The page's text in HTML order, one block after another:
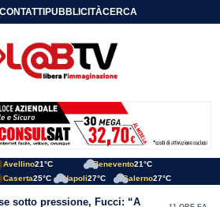
CONTATTIPUBBLICITÀCERCA
Avellino21°C Benevento21°C
Caserta25°C Napoli27°C Salerno27°C
sotto pressione, Fucci: “A